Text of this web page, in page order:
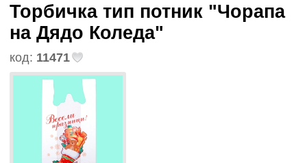
Торбичка тип потник "Чорапа
на Дядо Коледа"
код: 11471